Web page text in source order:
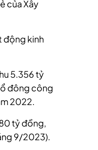
của Xây
động kinh
5.356 tỷ
đông công
2022.
tỷ đồng,
9/2023).